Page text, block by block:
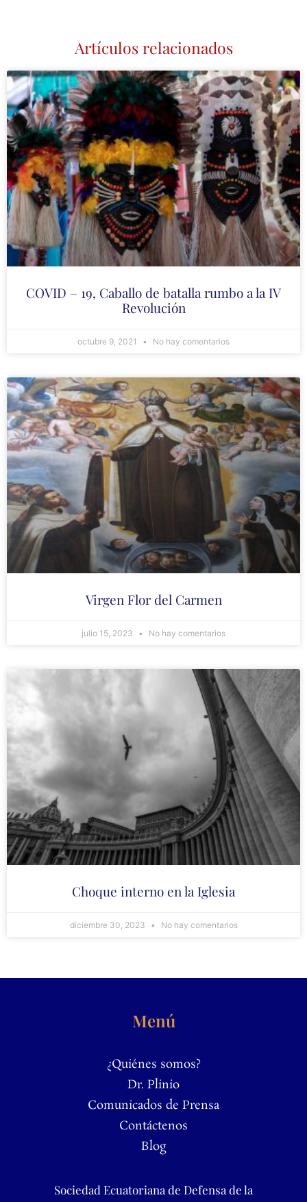
Artículos relacionados
COVID – 19, Caballo de batalla rumbo a la IV
Revolución
octubre 9, 2021 No hay comentarios
Virgen Flor del Carmen
julio 15, 2023 No hay comentarios
Choque interno en la Iglesia
diciembre 30, 2023 No hay comentarios
Menú
¿Quiénes somos?
Dr. Plinio
Comunicados de Prensa
Contáctenos
Blog
Sociedad Ecuatoriana de Defensa de la